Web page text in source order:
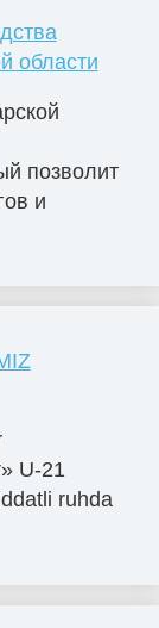
области
позволит
и
U-21
ruhda